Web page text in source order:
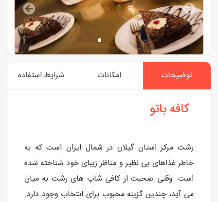
توضیحات امکانات شرایط استفاده
کافه باتو
رشت مرکز استان گیلان در شمال ایران است که به
خاطر غذاهای بی نظیر و مناظر زیبای خود شناخته شده
است. وقتی صحبت از کافی شاپ های رشت به میان
می آید، چندین گزینه محبوب برای انتخاب وجود دارد.